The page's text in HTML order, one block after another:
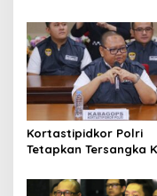
Organisasi Nasional
Kortastipidkor Polri
Tetapkan Tersangka
PPA–PT BAS, Kerugian